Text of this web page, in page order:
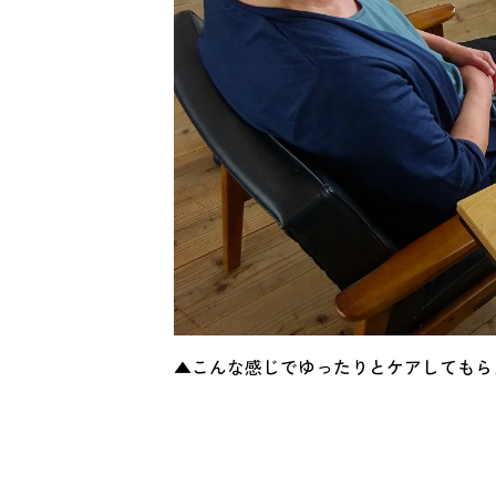
▲こんな感じでゆったりとケアしても